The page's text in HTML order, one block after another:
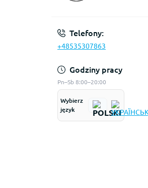
Telefony:
+48535307863
Godziny pracy
Pn–Sb 8:00–20:00
Wybierz
język